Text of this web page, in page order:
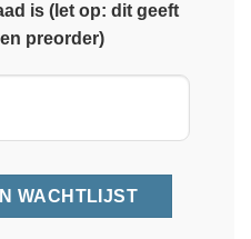
is (let op: dit geeft
preorder)